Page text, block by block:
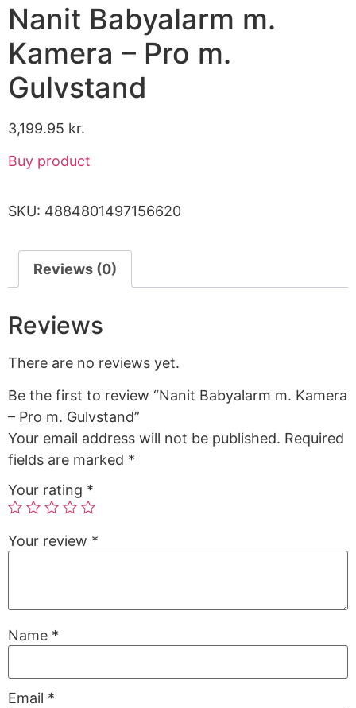
Nanit Babyalarm m.
Kamera – Pro m.
Gulvstand
3,199.95 kr.
Buy product
SKU: 4884801497156620
Reviews (0)
Reviews
There are no reviews yet.
Be the first to review “Nanit Babyalarm m. Kamera
– Pro m. Gulvstand”
Your email address will not be published. Required
fields are marked *
Your rating *
Your review *
Name *
Email *